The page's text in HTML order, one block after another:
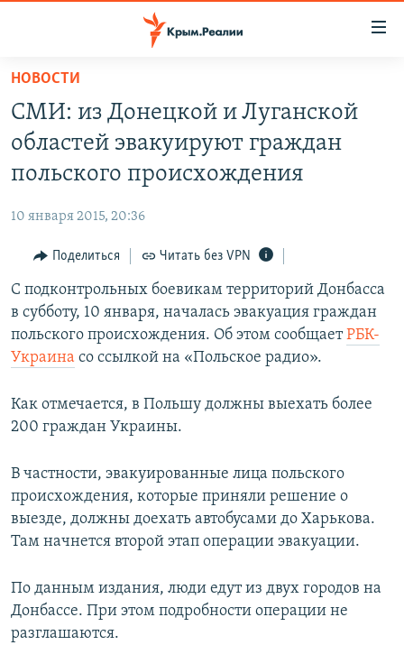
Вернуться
основному
содержанию
главной
навигации
Вернутся
поиску
СПЕЦПРОЕКТЫ
11 ЛЕТ ОККУПАЦИИ КРЫМА. 11 ИСТОРИЙ СОПРОТИВЛЕНИЯ
ЕЩЕ
ИНТЕРАКТИВ
ИНФОГРАФИКА
ТЕЛЕПРОЕКТ КРЫМ.РЕАЛИИ
СОВЕТЫ ПРАВОЗАЩИТНИКОВ
ПОБЕДИТЕЛЕЙ НЕ СУДЯТ?
УКРАИНСКАЯ ПРОБЛЕМА КРЫМА
РАДІО СВОБОДА
КАК ОБОЙТИ БЛОКИРОВКУ
Українською
Qırımtatar
ПРИСОЕДИНЯЙТЕСЬ!
Все сайты RFE/RL
НОВОСТИ
СМИ: из Донецкой и Луганской
областей эвакуируют граждан
польского происхождения
10 января 2015, 20:36
Поделиться Читать без VPN
С подконтрольных боевикам территорий Донбасса
в субботу, 10 января, началась эвакуация граждан
польского происхождения. Об этом сообщаетРБК-
Украина со ссылкой на «Польское радио».
Как отмечается, в Польшу должны выехать более
200 граждан Украины.
В частности, эвакуированные лица польского
происхождения, которые приняли решение о
выезде, должны доехать автобусами до Харькова.
Там начнется второй этап операции эвакуации.
По данным издания, люди едут из двух городов на
Донбассе. При этом подробности операции не
разглашаются.